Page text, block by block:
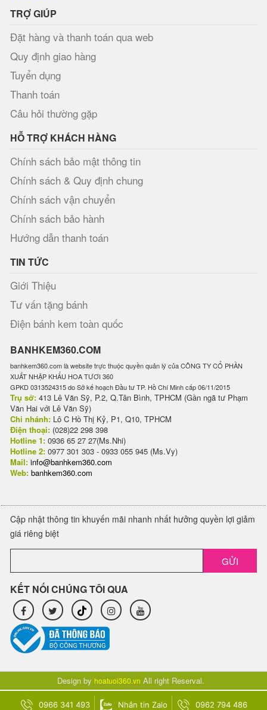
TRỢ GIÚP
Đặt hàng và thanh toán qua web
Quy định giao hàng
Tuyển dụng
Thanh toán
Câu hỏi thường gặp
HỖ TRỢ KHÁCH HÀNG
Chính sách bảo mật thông tin
Chính sách & Quy định chung
Chính sách vận chuyển
Chính sách bảo hành
Hướng dẫn thanh toán
TIN TỨC
Giới Thiệu
Tư vấn tặng bánh
Điện bánh kem toàn quốc
BANHKEM360.COM
banhkem360.com là website trực thuộc quyền quản lý của CÔNG TY CỔ PHẦN
XUẤT NHẬP KHẨU HOA TƯƠI 360
GPKD 0313524315 do Sở kế hoạch Đầu tư TP. Hồ Chí Minh cấp 06/11/2015
Trụ sở: 413 Lê Văn Sỹ, P.2, Q.Tân Bình, TPHCM (Gần ngã tư Phạm
Văn Hai với Lê Văn Sỹ)
Chi nhánh: Lô C Hồ Thị Kỷ, P1, Q10, TPHCM
Điện thoại: (028)22 298 398
Hotline 1: 0936 65 27 27(Ms.Nhi)
Hotline 2: 0977 301 303 - 0933 055 945 (Ms.Vy)
Mail: info@banhkem360.com
Web: banhkem360.com
Cập nhật thông tin khuyến mãi nhanh nhất hưởng quyền lợi giảm
giá riêng biệt
GỬI
KẾT NỐI CHÚNG TÔI QUA
Design by hoatuoi360.vn All right Reserval.
0966 341 493 Nhắn tin Zalo 0962 794 486